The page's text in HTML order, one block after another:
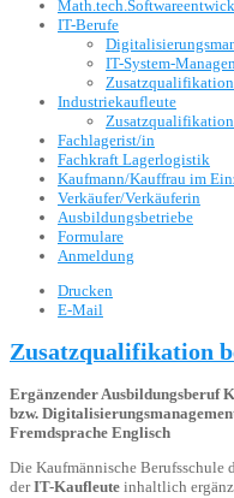
IT-Berufe
IT-System-
Industriekaufleute
Fachlagerist/in
Fachkraft Lagerlogistik
Kaufmann/Kauffrau im
Verkäufer/Verkäuferin
Ausbildungsbetriebe
Formulare
Anmeldung
Drucken
E-Mail
Zusatzqualifikation
Ergänzender Ausbildungsberuf
bzw.
Fremdsprache Englisch
Die Kaufmännische Berufsschule
derIT-Kaufleute inhaltlich